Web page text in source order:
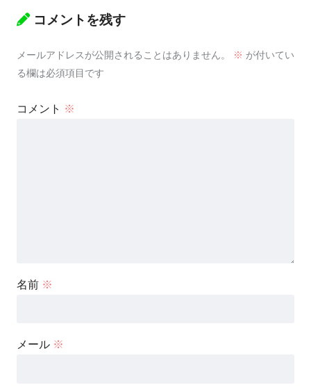
コメントを残す
メールアドレスが公開されることはありません。 ※ が付いてい
る欄は必須項目です
コメント ※
名前 ※
メール ※